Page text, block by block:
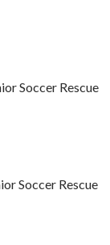
Soccer Rescue
Soccer Rescue